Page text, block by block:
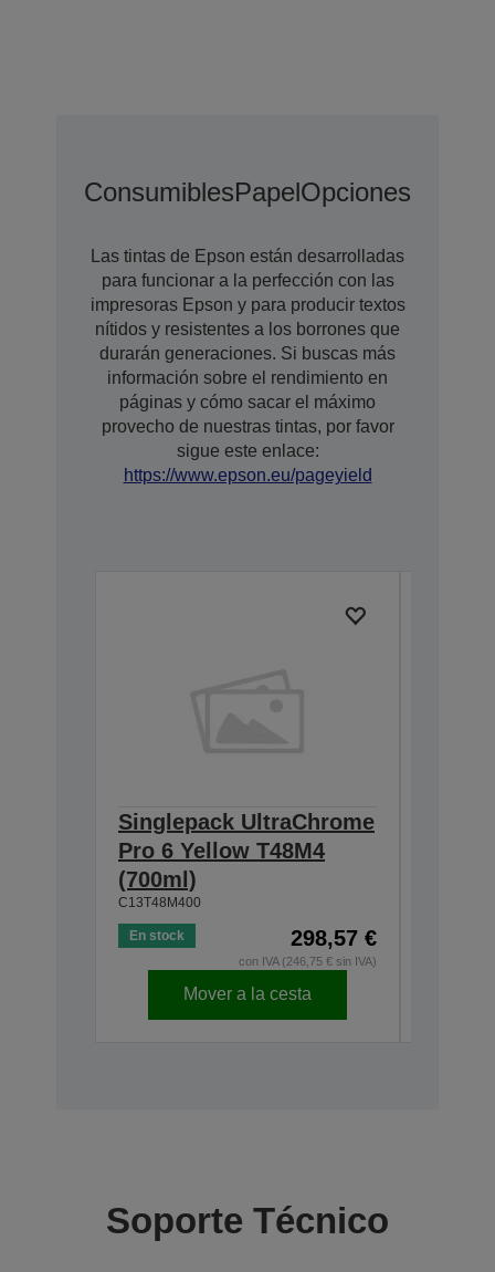
ConsumiblesPapelOpciones
Las tintas de Epson están desarrolladas
para funcionar a la perfección con las
impresoras Epson y para producir textos
nítidos y resistentes a los borrones que
durarán generaciones. Si buscas más
información sobre el rendimiento en
páginas y cómo sacar el máximo
provecho de nuestras tintas, por favor
sigue este enlace:
https://www.epson.eu/pageyield
Singlepack UltraChrome
Pro 6 Yellow T48M4
(700ml)
C13T48M400
En stock 298,57 €
con IVA (246,75 € sin IVA)
Mover a la cesta
Soporte Técnico